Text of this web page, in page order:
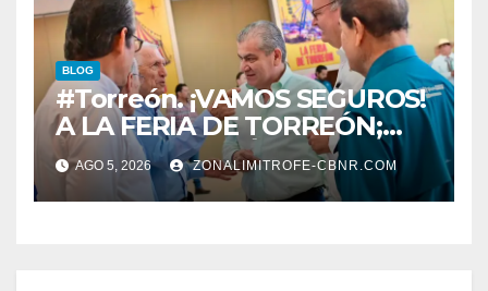
BLOG
#Torreón. ¡VAMOS SEGUROS!
A LA FERIA DE TORREÓN;
ALISTAN EDICIÓN 80
AGO 5, 2026 ZONALIMITROFE-CBNR.COM